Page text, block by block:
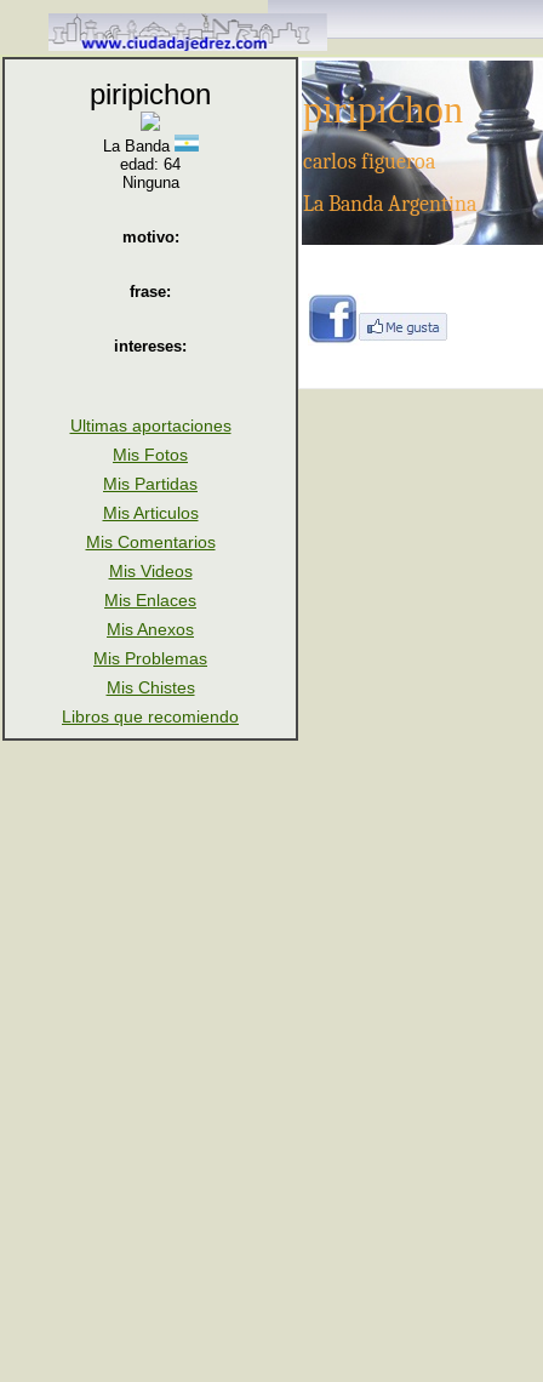
piripichon
La Banda
edad: 64
Ninguna
motivo:
frase:
intereses:
Ultimas aportaciones
Mis Fotos
Mis Partidas
Mis Articulos
Mis Comentarios
Mis Videos
Mis Enlaces
Mis Anexos
Mis Problemas
Mis Chistes
Libros que recomiendo
piripichon
carlos figueroa
La Banda Argentina